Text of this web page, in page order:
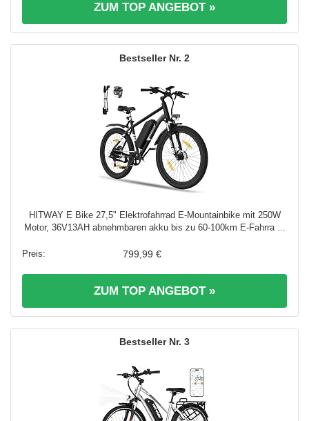
ZUM TOP ANGEBOT »
2
HITWAY E Bike 27,5" Elektrofahrrad E-Mountainbike mit 250W
Motor, 36V13AH abnehmbaren akku bis zu 60-100km E-Fahrra ...
799,99 €
ZUM TOP ANGEBOT »
3